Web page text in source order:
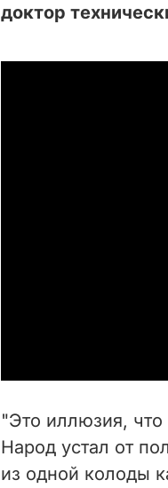
доктор
"Это иллюзия, что
Народ устал от
из одной колоды